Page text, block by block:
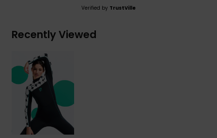
Verified by TrustVille
Recently Viewed